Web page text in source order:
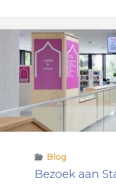
Blog
Bezoek aan